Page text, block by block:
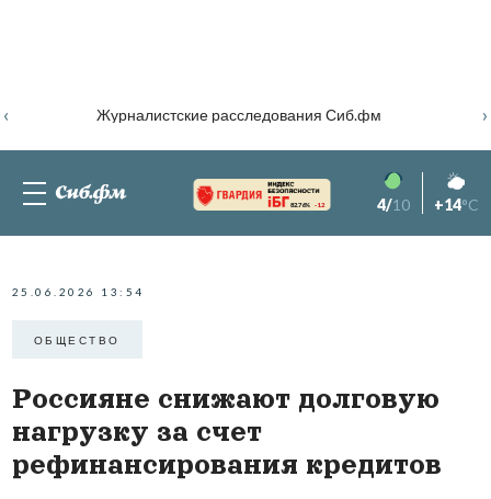
Журналистские расследования Сиб.фм
‹ ›
82.76% -1.2 4/10 +14°C
25.06.2026 13:54
ОБЩЕСТВО
Россияне снижают долговую
нагрузку за счет
рефинансирования кредитов